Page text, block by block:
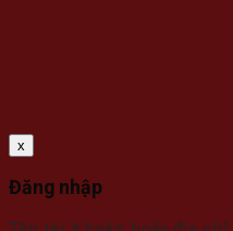
x
Đăng nhập